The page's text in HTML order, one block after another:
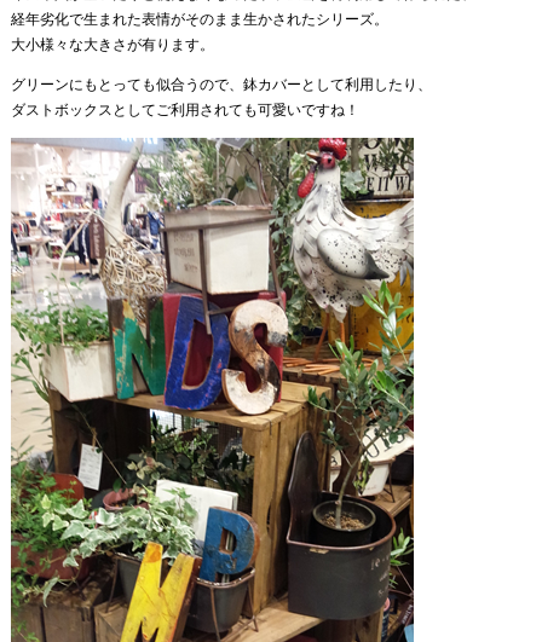
経年劣化で生まれた表情がそのまま生かされたシリーズ。
大小様々な大きさが有ります。
グリーンにもとっても似合うので、鉢カバーとして利用したり、
ダストボックスとしてご利用されても可愛いですね！